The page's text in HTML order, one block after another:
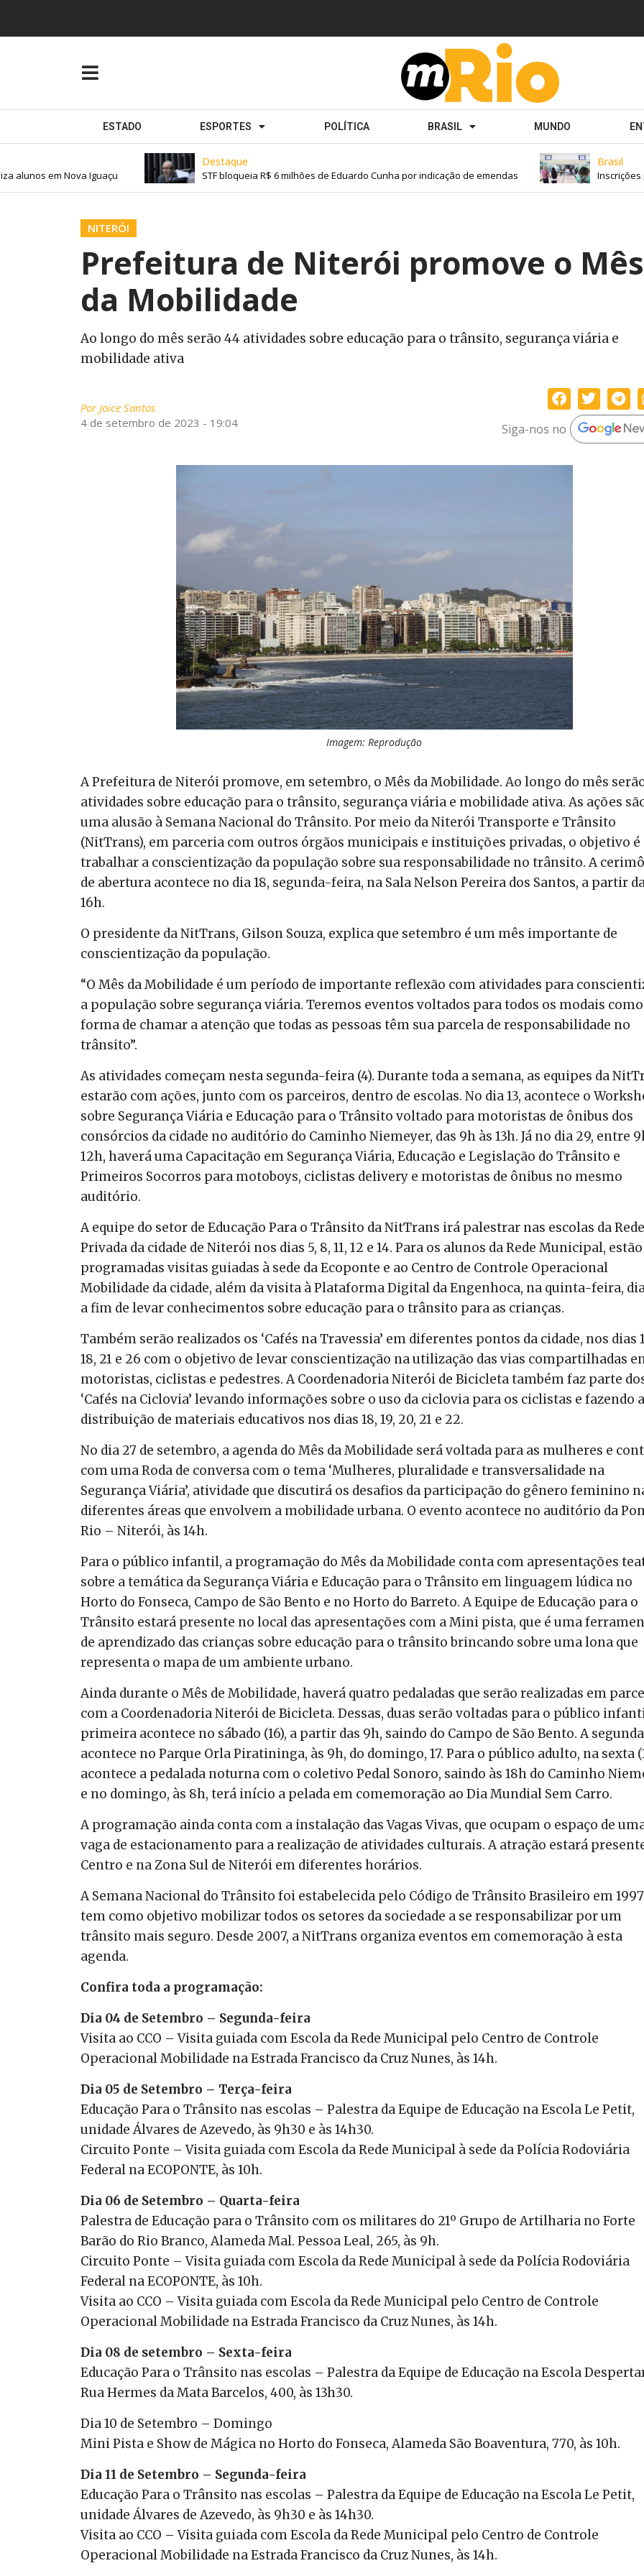
ESTADO ESPORTES POLÍTICA BRASIL MUNDO
Destaque
STF bloqueia R$ 6 milhões de Eduardo Cunha por indicação de emendas
Brasil
Inscrições para
em Nova Iguaçu
NITERÓI
Prefeitura de Niterói promove o Mês
da Mobilidade
Ao longo do mês serão 44 atividades sobre educação para o trânsito, segurança viária e
mobilidade ativa
PorJoice Santos
4 de setembro de 2023 - 19:04
Siga-nos no
Imagem: Reprodução
A Prefeitura de Niterói promove, em setembro, o Mês da Mobilidade. Ao longo do mês
atividades sobre educação para o trânsito, segurança viária e mobilidade ativa. As ações
uma alusão à Semana Nacional do Trânsito. Por meio da Niterói Transporte e Trânsito
(NitTrans), em parceria com outros órgãos municipais e instituições privadas, o objetivo é
trabalhar a conscientização da população sobre sua responsabilidade no trânsito. A
de abertura acontece no dia 18, segunda-feira, na Sala Nelson Pereira dos Santos, a partir
16h.
O presidente da NitTrans, Gilson Souza, explica que setembro é um mês importante de
conscientização da população.
“O Mês da Mobilidade é um período de importante reflexão com atividades para
a população sobre segurança viária. Teremos eventos voltados para todos os modais como
forma de chamar a atenção que todas as pessoas têm sua parcela de responsabilidade no
trânsito”.
As atividades começam nesta segunda-feira (4). Durante toda a semana, as equipes da
estarão com ações, junto com os parceiros, dentro de escolas. No dia 13, acontece o
sobre Segurança Viária e Educação para o Trânsito voltado para motoristas de ônibus dos
consórcios da cidade no auditório do Caminho Niemeyer, das 9h às 13h. Já no dia 29, entre
12h, haverá uma Capacitação em Segurança Viária, Educação e Legislação do Trânsito e
Primeiros Socorros para motoboys, ciclistas delivery e motoristas de ônibus no mesmo
auditório.
A equipe do setor de Educação Para o Trânsito da NitTrans irá palestrar nas escolas da Rede
Privada da cidade de Niterói nos dias 5, 8, 11, 12 e 14. Para os alunos da Rede Municipal, estão
programadas visitas guiadas à sede da Ecoponte e ao Centro de Controle Operacional
Mobilidade da cidade, além da visita à Plataforma Digital da Engenhoca, na quinta-feira,
a fim de levar conhecimentos sobre educação para o trânsito para as crianças.
Também serão realizados os ‘Cafés na Travessia’ em diferentes pontos da cidade, nos dias
18, 21 e 26 com o objetivo de levar conscientização na utilização das vias compartilhadas
motoristas, ciclistas e pedestres. A Coordenadoria Niterói de Bicicleta também faz parte
‘Cafés na Ciclovia’ levando informações sobre o uso da ciclovia para os ciclistas e fazendo a
distribuição de materiais educativos nos dias 18, 19, 20, 21 e 22.
No dia 27 de setembro, a agenda do Mês da Mobilidade será voltada para as mulheres e
com uma Roda de conversa com o tema ‘Mulheres, pluralidade e transversalidade na
Segurança Viária’, atividade que discutirá os desafios da participação do gênero feminino
diferentes áreas que envolvem a mobilidade urbana. O evento acontece no auditório da
Rio – Niterói, às 14h.
Para o público infantil, a programação do Mês da Mobilidade conta com apresentações
sobre a temática da Segurança Viária e Educação para o Trânsito em linguagem lúdica no
Horto do Fonseca, Campo de São Bento e no Horto do Barreto. A Equipe de Educação para o
Trânsito estará presente no local das apresentações com a Mini pista, que é uma
de aprendizado das crianças sobre educação para o trânsito brincando sobre uma lona que
representa o mapa de um ambiente urbano.
Ainda durante o Mês de Mobilidade, haverá quatro pedaladas que serão realizadas em
com a Coordenadoria Niterói de Bicicleta. Dessas, duas serão voltadas para o público
primeira acontece no sábado (16), a partir das 9h, saindo do Campo de São Bento. A segunda
acontece no Parque Orla Piratininga, às 9h, do domingo, 17. Para o público adulto, na sexta
acontece a pedalada noturna com o coletivo Pedal Sonoro, saindo às 18h do Caminho
e no domingo, às 8h, terá início a pelada em comemoração ao Dia Mundial Sem Carro.
A programação ainda conta com a instalação das Vagas Vivas, que ocupam o espaço de
vaga de estacionamento para a realização de atividades culturais. A atração estará
Centro e na Zona Sul de Niterói em diferentes horários.
A Semana Nacional do Trânsito foi estabelecida pelo Código de Trânsito Brasileiro em
tem como objetivo mobilizar todos os setores da sociedade a se responsabilizar por um
trânsito mais seguro. Desde 2007, a NitTrans organiza eventos em comemoração à esta
agenda.
Confira toda a programação:
Dia 04 de Setembro – Segunda-feira
Visita ao CCO – Visita guiada com Escola da Rede Municipal pelo Centro de Controle
Operacional Mobilidade na Estrada Francisco da Cruz Nunes, às 14h.
Dia 05 de Setembro – Terça-feira
Educação Para o Trânsito nas escolas – Palestra da Equipe de Educação na Escola Le Petit,
unidade Álvares de Azevedo, às 9h30 e às 14h30.
Circuito Ponte – Visita guiada com Escola da Rede Municipal à sede da Polícia Rodoviária
Federal na ECOPONTE, às 10h.
Dia 06 de Setembro – Quarta-feira
Palestra de Educação para o Trânsito com os militares do 21º Grupo de Artilharia no Forte
Barão do Rio Branco, Alameda Mal. Pessoa Leal, 265, às 9h.
Circuito Ponte – Visita guiada com Escola da Rede Municipal à sede da Polícia Rodoviária
Federal na ECOPONTE, às 10h.
Visita ao CCO – Visita guiada com Escola da Rede Municipal pelo Centro de Controle
Operacional Mobilidade na Estrada Francisco da Cruz Nunes, às 14h.
Dia 08 de setembro – Sexta-feira
Educação Para o Trânsito nas escolas – Palestra da Equipe de Educação na Escola
Rua Hermes da Mata Barcelos, 400, às 13h30.
Dia 10 de Setembro – Domingo
Mini Pista e Show de Mágica no Horto do Fonseca, Alameda São Boaventura, 770, às 10h.
Dia 11 de Setembro – Segunda-feira
Educação Para o Trânsito nas escolas – Palestra da Equipe de Educação na Escola Le Petit,
unidade Álvares de Azevedo, às 9h30 e às 14h30.
Visita ao CCO – Visita guiada com Escola da Rede Municipal pelo Centro de Controle
Operacional Mobilidade na Estrada Francisco da Cruz Nunes, às 14h.